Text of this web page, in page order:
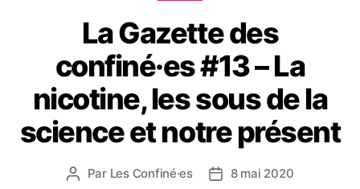
t
é
g
o
r
i
e
s
La Gazette des
confiné·es #13 – La
nicotine, les sous de la
science et notre présent
A Par Les Confiné·es
D 8 mai 2020